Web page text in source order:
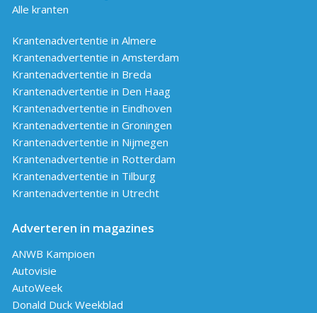
Alle kranten
Krantenadvertentie in Almere
Krantenadvertentie in Amsterdam
Krantenadvertentie in Breda
Krantenadvertentie in Den Haag
Krantenadvertentie in Eindhoven
Krantenadvertentie in Groningen
Krantenadvertentie in Nijmegen
Krantenadvertentie in Rotterdam
Krantenadvertentie in Tilburg
Krantenadvertentie in Utrecht
Adverteren in magazines
ANWB Kampioen
Autovisie
AutoWeek
Donald Duck Weekblad